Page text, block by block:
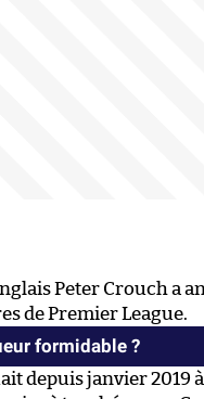
Peter Crouch a
de Premier League.
formidable ?
depuis janvier 2019